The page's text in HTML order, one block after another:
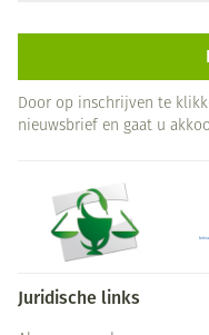
Door op inschrijven te
nieuwsbrief en gaat u
Juridische links